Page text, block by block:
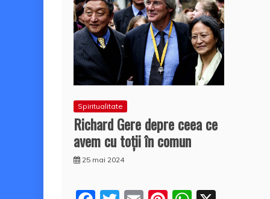
Spiritualitate
Richard Gere depre ceea ce
avem cu toții în comun
25 mai 2024